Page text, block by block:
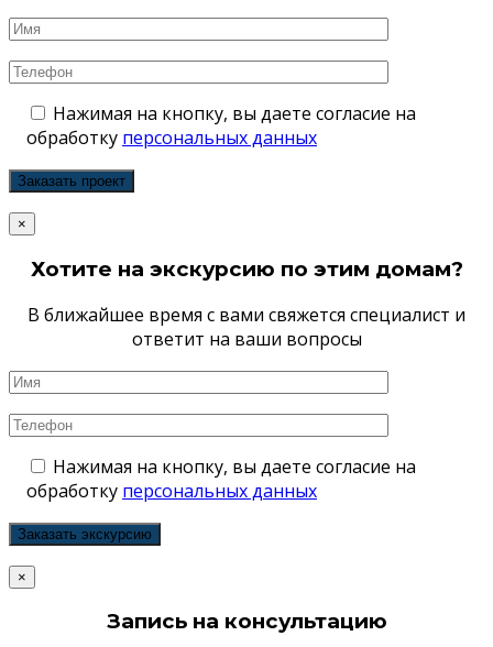
Нажимая на кнопку, вы даете согласие на
обработку персональных данных
×
Хотите на экскурсию по этим домам?
В ближайшее время с вами свяжется специалист и
ответит на ваши вопросы
Нажимая на кнопку, вы даете согласие на
обработку персональных данных
×
Запись на консультацию